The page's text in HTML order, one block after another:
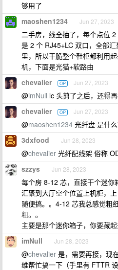
够用了
maoshen1234 Jun 27, 2023
二手房，线全抽了，每个点位
是 2 个 RJ45+LC 双口，全部
里，所以干脆整个鞋柜都利用
机，下面是光猫+软路由
chevalier OP Jun 27, 2023
@imNull lc 头剪了之后，还得
chevalier OP Jun 27, 2023
@maoshen1234 光纤盘 是什么
3dxfood Jun 28, 2023
@chevalier 光纤配线架 俗称
szzys Jun 28, 2023
每个房 8-12 芯，直接干个迷你
汇聚到大厅空个位置上机柜，上
随便搞。。4-12 芯我总感觉粗
粗。。
主要是那个迷你箱子，你要藏起
imNull Jun 28, 2023
@chevalier 是，需要再接，现
维帮忙搞一下（手里有 FTTR